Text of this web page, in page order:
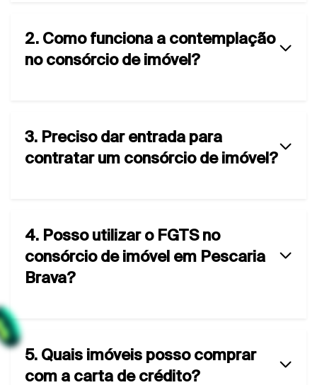
2. Como funciona a contemplação
no consórcio de imóvel?
3. Preciso dar entrada para
contratar um consórcio de imóvel?
4. Posso utilizar o FGTS no
consórcio de imóvel em Pescaria
Brava?
5. Quais imóveis posso comprar
com a carta de crédito?